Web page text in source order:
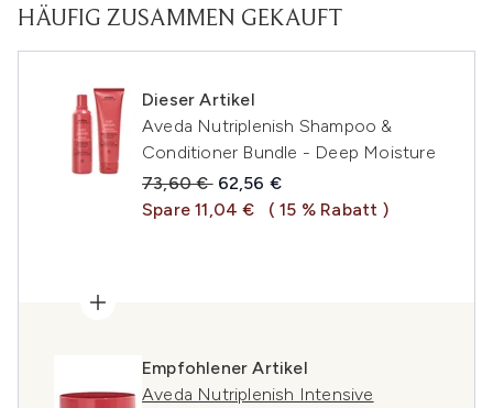
HÄUFIG ZUSAMMEN GEKAUFT
Dieser Artikel
Aveda Nutriplenish Shampoo &
Conditioner Bundle - Deep Moisture
Unverbindliche Preisempfehlung:
73,60 € Aktueller Preis:
62,56 €
Spare 11,04 €
( 15 % Rabatt )
Empfohlener Artikel
Aveda Nutriplenish Intensive